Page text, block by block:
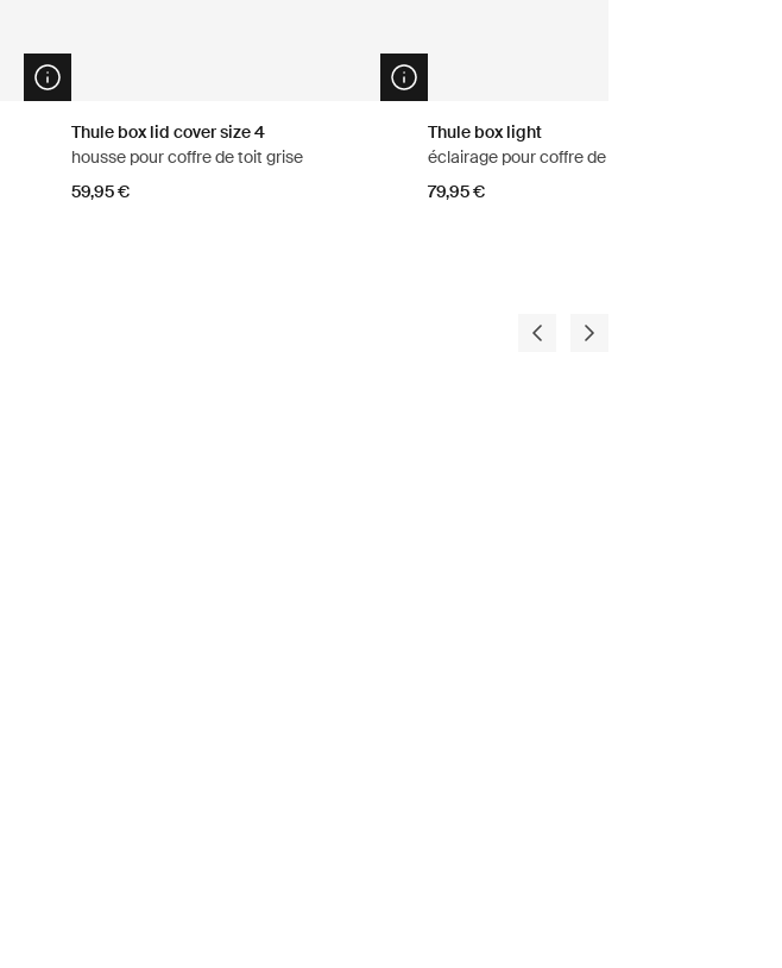
Open info modal Open info modal
Thule box lid cover size 4
housse pour coffre de toit grise
59,95 €
Thule box light
éclairage pour coffre de toit
79,95 €